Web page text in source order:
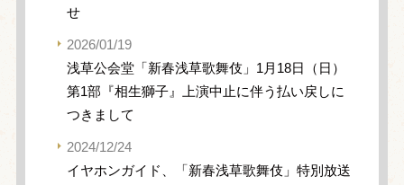
せ
2026/01/19
浅草公会堂「新春浅草歌舞伎」1月18日（日）
第1部『相生獅子』上演中止に伴う払い戻しに
つきまして
2024/12/24
イヤホンガイド、「新春浅草歌舞伎」特別放送